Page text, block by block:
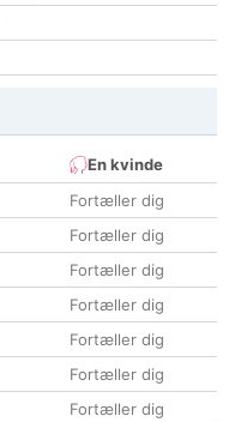
En kvinde
Fortæller dig
Fortæller dig
Fortæller dig
Fortæller dig
Fortæller dig
Fortæller dig
Fortæller dig